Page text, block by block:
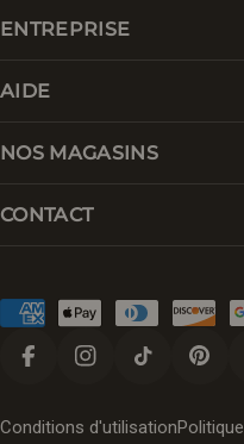
ENTREPRISE
AIDE
NOS MAGASINS
CONTACT
Modes
paiement
FacebookInstagramTik Tok
Conditions d'utilisation